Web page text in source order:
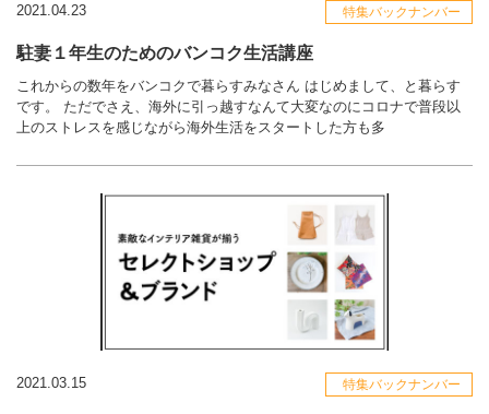
2021.04.23 特集バックナンバー
駐妻１年生のためのバンコク生活講座
これからの数年をバンコクで暮らすみなさん はじめまして、と暮らす
です。 ただでさえ、海外に引っ越すなんて大変なのにコロナで普段以
上のストレスを感じながら海外生活をスタートした方も多
2021.03.15 特集バックナンバー